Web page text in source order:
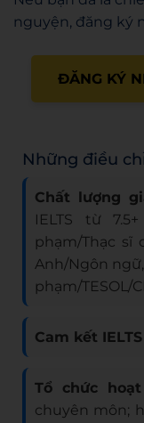
nguyện, đăng ký
ĐĂNG KÝ
Những điều
Chất lượng
IELTS từ
phạm/Thạc sĩ
Anh/Ngôn
phạm/TESOL/
Cam kết
Tổ chức
chuyên môn;